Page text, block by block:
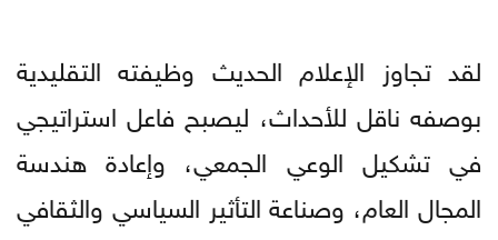
لقد تجاوز الإعلام الحديث وظيفته التقليدية
بوصفه ناقل للأحداث، ليصبح فاعل استراتيجي
في تشكيل الوعي الجمعي، وإعادة هندسة
المجال العام، وصناعة التأثير السياسي والثقافي